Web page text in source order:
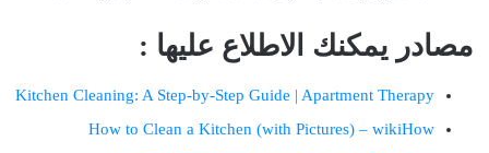
مصادر يمكنك الاطلاع عليها :
Kitchen Cleaning: A Step-by-Step Guide | Apartment Therapy
How to Clean a Kitchen (with Pictures) – wikiHow